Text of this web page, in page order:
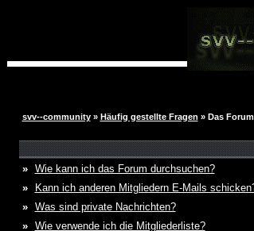
svv--community» Häufig gestellte Fragen » Das
»
Wie kann ich das Forum durchsuchen?
»
Kann ich anderen Mitgliedern E-Mails
»
Was sind private Nachrichten?
»
Wie verwende ich die Mitgliederliste?